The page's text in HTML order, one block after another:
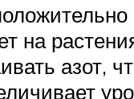
на
азот,